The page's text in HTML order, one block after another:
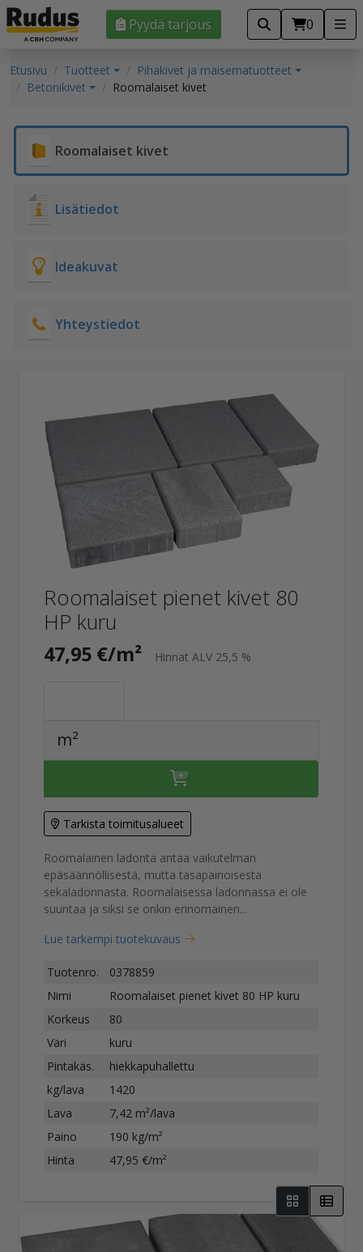
Pyydä tarjous 0
Etusivu Tuotteet
Pihakivet ja maisematuotteet
Betonikivet
Roomalaiset kivet
Roomalaiset kivet
Lisätiedot
Ideakuvat
Yhteystiedot
Roomalaiset pienet kivet 80
HP kuru
47,95 €/m² Hinnat ALV 25,5 %
m²
Tarkista toimitusalueet
Roomalainen ladonta antaa vaikutelman
epäsäännöllisestä, mutta tasapainoisesta
sekaladonnasta. Roomalaisessa ladonnassa ei ole
suuntaa ja siksi se onkin erinomainen...
Lue tarkempi tuotekuvaus
Tuotenro.
0378859
Nimi
Roomalaiset pienet kivet 80 HP kuru
Korkeus
80
Väri
kuru
Pintakäs.
hiekkapuhallettu
kg/lava
1420
Lava
7,42 m²/lava
Paino
190 kg/m²
Hinta
47,95 €/m²